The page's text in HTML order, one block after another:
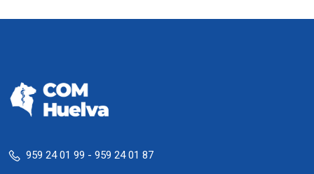
SISTEMAS DE COMUNICACIÓN DE
EVENTOS ADVERSOS Y RESPUESTA A LOS
Hbp incontinencia urinaria femenina y
959 24 01 99 - 959 24 01 87